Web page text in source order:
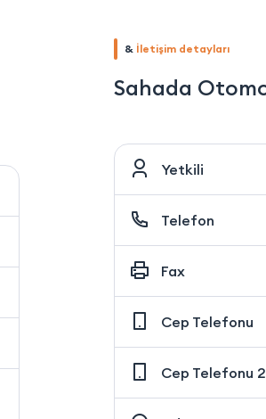
& İletişim detayları
Sahada
Yetkili
Telefon
Fax
Cep Telefonu
Cep Telefonu 2